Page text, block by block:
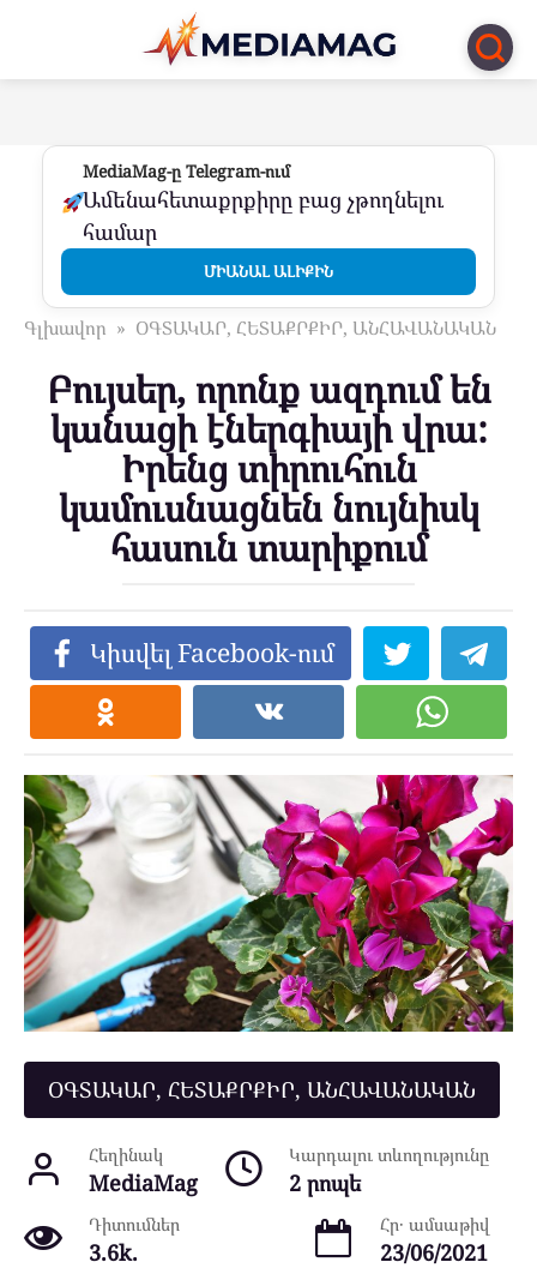
Перейти
контенту
MediaMag-ը Telegram-ում
Ամենահետաքրքիրը բաց չթողնելու
համար
ՄԻԱՆԱԼ ԱԼԻՔԻՆ
Գլխավոր » ՕԳՏԱԿԱՐ, ՀԵՏԱՔՐՔԻՐ, ԱՆՀԱՎԱՆԱԿԱՆ
Բույսեր, որոնք ազդում են
կանացի էներգիայի վրա:
Իրենց տիրուհուն
կամուսնացնեն նույնիսկ
հասուն տարիքում
Կիսվել Facebook-ում
ՕԳՏԱԿԱՐ, ՀԵՏԱՔՐՔԻՐ, ԱՆՀԱՎԱՆԱԿԱՆ
Հեղինակ
MediaMag
Կարդալու տևողությունը
2 րոպե
Դիտումներ
3.6k.
Հր․ ամսաթիվ
23/06/2021